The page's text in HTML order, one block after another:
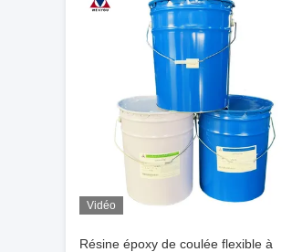
Vidéo
Résine époxy de coulée flexible à